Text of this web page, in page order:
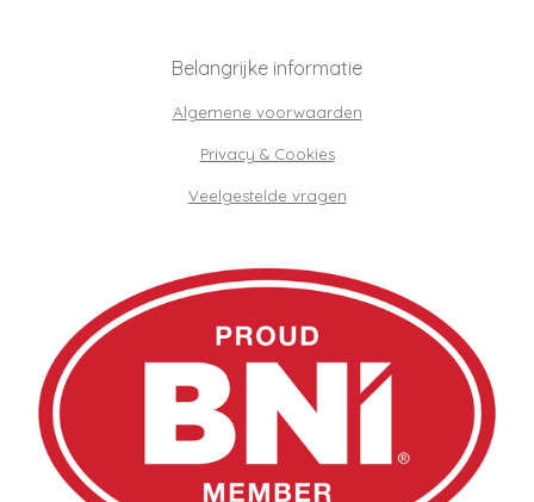
Belangrijke informatie
Algemene voorwaarden
Privacy & Cookies
Veelgestelde vragen